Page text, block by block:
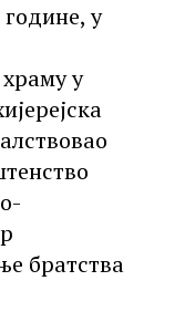
у
у
братства